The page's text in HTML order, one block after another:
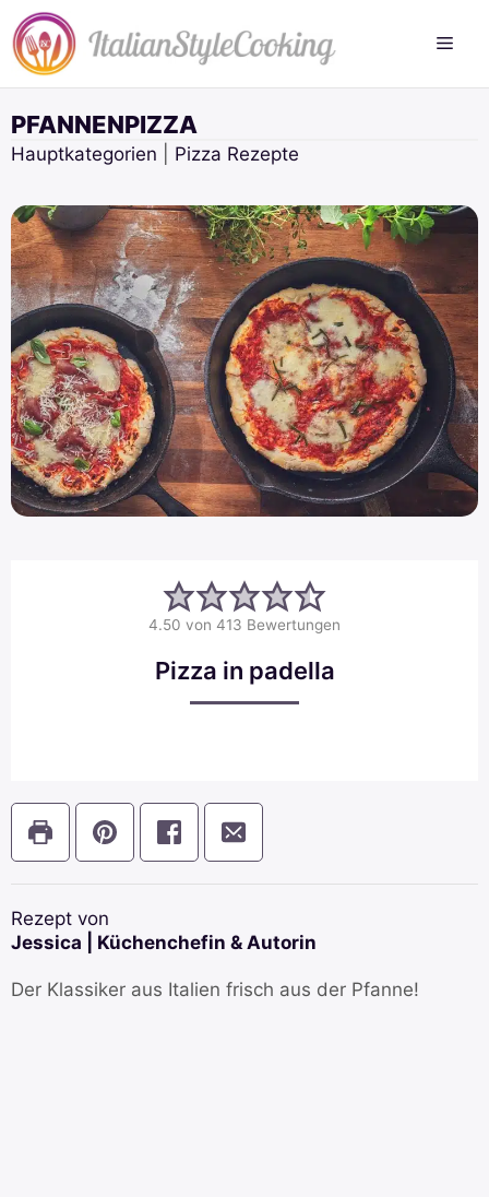
Zum
Inhalt
springen
PFANNENPIZZA
Hauptkategorien Pizza Rezepte
4.50 von 413 Bewertungen
Pizza in padella
Rezept von
Jessica | Küchenchefin & Autorin
Der Klassiker aus Italien frisch aus der Pfanne!